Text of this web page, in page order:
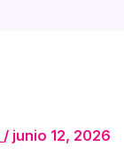
/ junio 12, 2026